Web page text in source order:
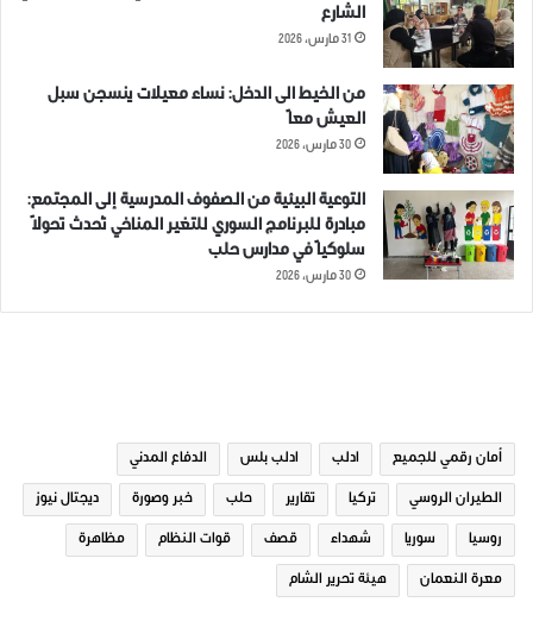
الشارع
31 مارس، 2026
من الخيط الى الدخل: نساء معيلات ينسجن سبل
العيش معاً
30 مارس، 2026
التوعية البيئية من الصفوف المدرسية إلى المجتمع:
مبادرة للبرنامج السوري للتغير المناخي تُحدث تحولاً
سلوكياً في مدارس حلب
30 مارس، 2026
أمان رقمي للجميع ادلب ادلب بلس الدفاع المدني
الطيران الروسي تركيا تقارير حلب خبر وصورة ديجتال نيوز
روسيا سوريا شهداء قصف قوات النظام مظاهرة
معرة النعمان هيئة تحرير الشام